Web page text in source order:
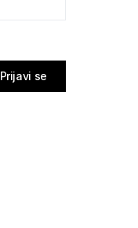
Prijavi se